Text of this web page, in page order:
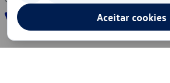
Aceitar cookies